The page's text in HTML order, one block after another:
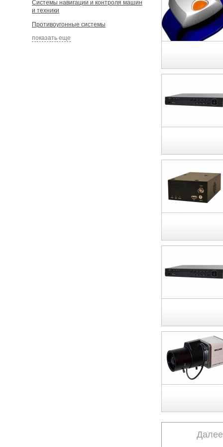
Системы навигации и контроля машин
и техники
Противоугонные системы
показать еще
Далее